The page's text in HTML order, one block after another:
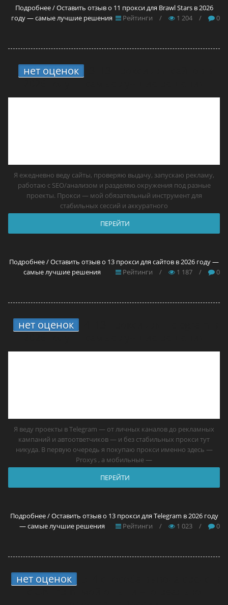
Подробнее / Оставить отзыв о 11 прокси для Brawl Stars в 2026
году — самые лучшие решения
Рейтинги / 1 204 / 0
нет оценок
Я ежедневно веду сайты, проверяю выдачу, запускаю рекламу,
работаю с SEO/анализом и разделяю окружения под разные
проекты. Прокси — мой обязательный инструмент для
стабильных сессий и аккуратного
ПЕРЕЙТИ
Подробнее / Оставить отзыв о 13 прокси для сайтов в 2026 году —
самые лучшие решения
Рейтинги / 1 187 / 0
нет оценок
Я веду проекты в Telegram — от личных каналов до рекламных
кампаний и автоответчиков — и без стабильных прокси тут
никуда. В первую очередь я покупаю прокси именно здесь —
Proxys , а мобильные —
ПЕРЕЙТИ
Подробнее / Оставить отзыв о 13 прокси для Telegram в 2026 году
— самые лучшие решения
Рейтинги / 1 023 / 0
нет оценок